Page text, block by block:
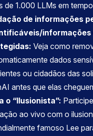
de 1.000 LLMs em
de informações
informações
Veja como
dados
ou cidadãos das
antes que elas
o “Ilusionista”:
ao vivo com o
famoso Lee